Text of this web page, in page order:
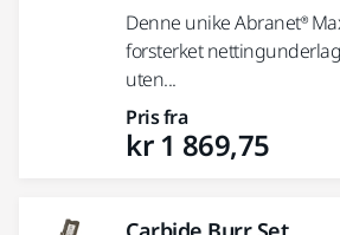
Denne unike Abranet®
forsterket
uten...
Pris fra
kr 1 869,75